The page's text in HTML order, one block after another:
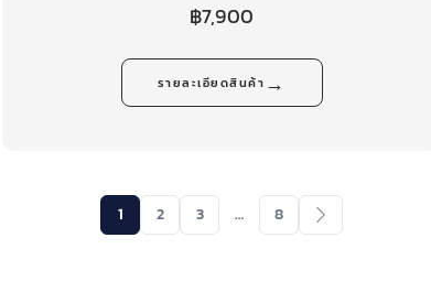
฿7,900
รายละเอียดสินค้า →
1 2 3 … 8